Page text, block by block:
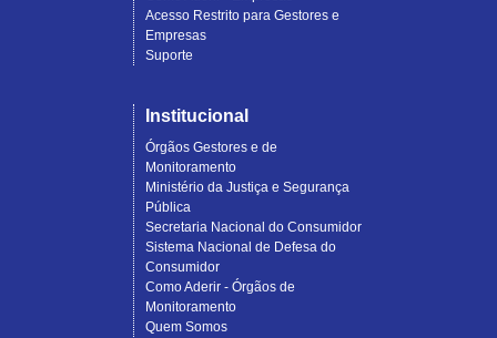
Acesso Restrito para Gestores e
Empresas
Suporte
Institucional
Órgãos Gestores e de
Monitoramento
Ministério da Justiça e Segurança
Pública
Secretaria Nacional do Consumidor
Sistema Nacional de Defesa do
Consumidor
Como Aderir - Órgãos de
Monitoramento
Quem Somos